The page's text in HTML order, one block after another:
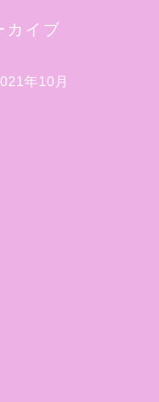
カイブ
年10月